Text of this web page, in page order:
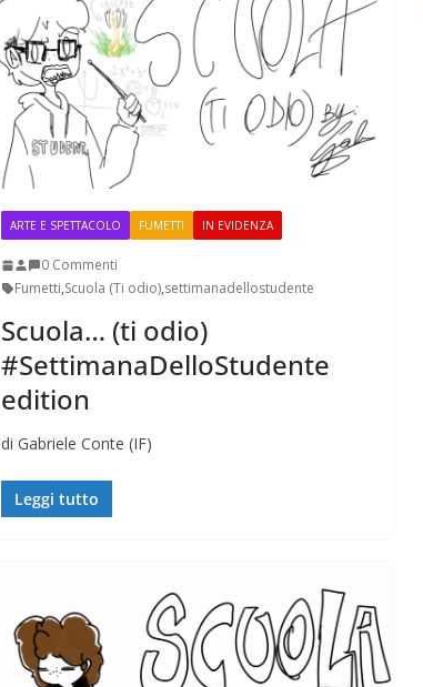
ARTE E SPETTACOLO FUMETTI IN EVIDENZA
0 Commenti
Fumetti,Scuola (Ti odio),settimanadellostudente
Scuola… (ti odio)
#SettimanaDelloStudente
edition
di Gabriele Conte (IF)
Leggi tutto